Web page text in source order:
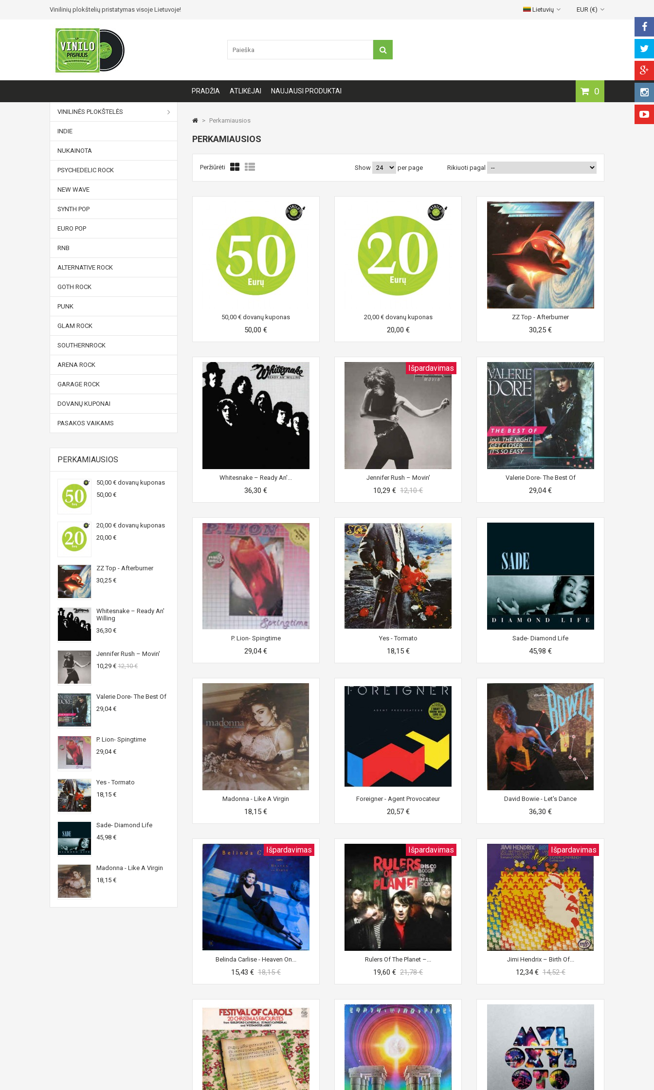
Vinilinių plokštelių pristatymas visoje Lietuvoje! EUR (€)
Lietuvių
0
PRADŽIA ATLIKĖJAI NAUJAUSI PRODUKTAI
VINILINĖS PLOKŠTELĖS
INDIE
NUKAINOTA
PSYCHEDELIC ROCK
NEW WAVE
SYNTH POP
EURO POP
RNB
ALTERNATIVE ROCK
GOTH ROCK
PUNK
GLAM ROCK
SOUTHERNROCK
ARENA ROCK
GARAGE ROCK
DOVANŲ KUPONAI
PASAKOS VAIKAMS
PERKAMIAUSIOS
50,00 € dovanų kuponas
50,00 €
20,00 € dovanų kuponas
20,00 €
ZZ Top - Afterburner
30,25 €
Whitesnake ‎– Ready An'
Willing
36,30 €
Jennifer Rush ‎– Movin'
10,29 € 12,10 €
Valerie Dore- The Best Of
29,04 €
P. Lion- Spingtime
29,04 €
Yes - Tormato
18,15 €
Sade- Diamond Life
45,98 €
Madonna - Like A Virgin
18,15 €
> Perkamiausios
PERKAMIAUSIOS
Peržiūrėti Rikiuoti pagal
Show per page
50,00 € dovanų kuponas
50,00 €
20,00 € dovanų kuponas
20,00 €
ZZ Top - Afterburner
30,25 €
Whitesnake ‎– Ready An'...
36,30 €
Išpardavimas
Jennifer Rush ‎– Movin'
10,29 € 12,10 €
Valerie Dore- The Best Of
29,04 €
P. Lion- Spingtime
29,04 €
Yes - Tormato
18,15 €
Sade- Diamond Life
45,98 €
Madonna - Like A Virgin
18,15 €
Foreigner - Agent Provocateur
20,57 €
David Bowie - Let's Dance
36,30 €
Išpardavimas
Belinda Carlise - Heaven On...
15,43 € 18,15 €
Išpardavimas
Rulers Of The Planet ‎–...
19,60 € 21,78 €
Išpardavimas
Jimi Hendrix ‎– Birth Of...
12,34 € 14,52 €